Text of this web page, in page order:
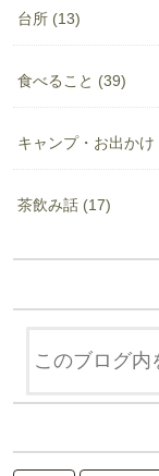
台所 (13)
食べること (39)
キャンプ・お出かけ
茶飲み話 (17)